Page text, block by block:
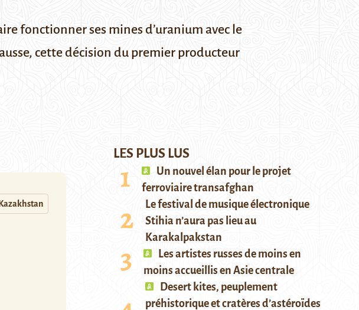
fonctionner ses mines d’uranium avec le
cette décision du premier producteur
Kazakhstan
LES PLUS LUS
Un nouvel élan pour le projet
ferroviaire transafghan
Le festival de musique électronique
Stihia n’aura pas lieu au
Karakalpakstan
Les artistes russes de moins en
moins accueillis en Asie centrale
Desert kites, peuplement
préhistorique et cratères d’astéroïdes